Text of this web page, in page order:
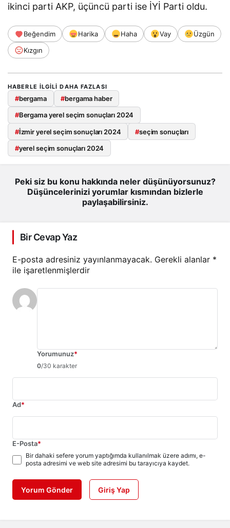
ikinci parti AKP, üçüncü parti ise İYİ Parti oldu.
Beğendim Harika Haha Vay
Üzgün
Kızgın
HABERLE ILGILI DAHA FAZLASI
#bergama #bergama haber
#Bergama yerel seçim sonuçları 2024
#İzmir yerel seçim sonuçları 2024 #seçim sonuçları
#yerel seçim sonuçları 2024
Peki siz bu konu hakkında neler düşünüyorsunuz?
Düşüncelerinizi yorumlar kısmından bizlerle
paylaşabilirsiniz.
Bir Cevap Yaz
E-posta adresiniz yayınlanmayacak. Gerekli alanlar *
ile işaretlenmişlerdir
Yorumunuz*
0/30 karakter
Ad*
E-Posta*
Bir dahaki sefere yorum yaptığımda kullanılmak üzere adımı, e-
posta adresimi ve web site adresimi bu tarayıcıya kaydet.
Yorum Gönder Giriş Yap